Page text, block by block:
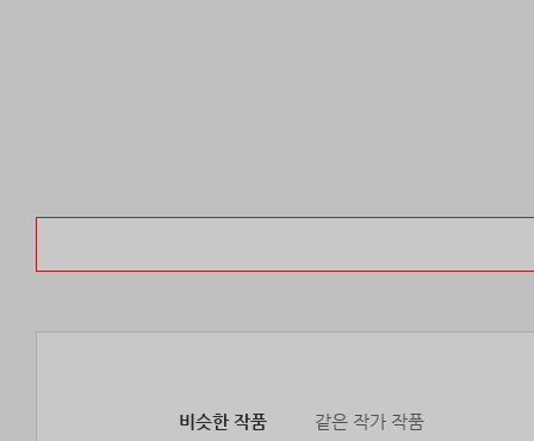
비슷한 작품 같은 작가 작품